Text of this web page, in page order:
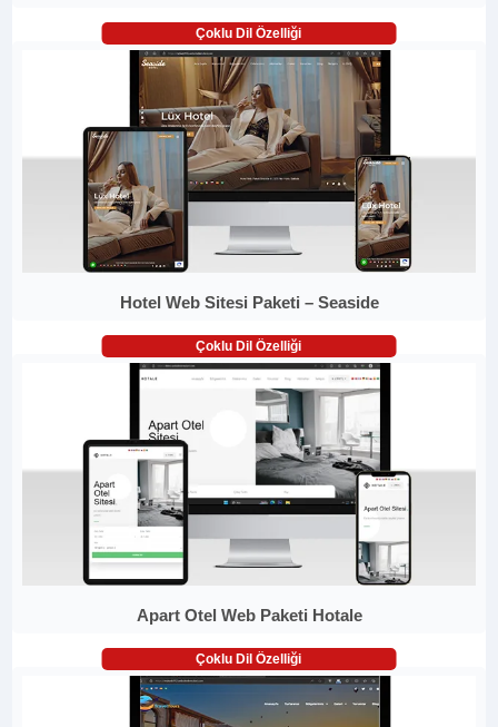
Çoklu Dil Özelliği
Hotel Web Sitesi Paketi – Seaside
Çoklu Dil Özelliği
Apart Otel Web Paketi Hotale
Çoklu Dil Özelliği